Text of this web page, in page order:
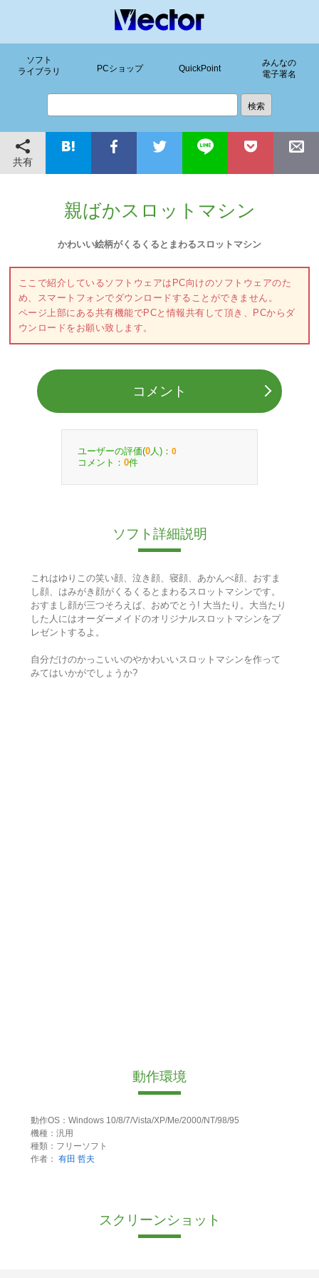
ソフト
ライブラリ
PCショップ QuickPoint
みんなの
電子署名
共有
親ばかスロットマシン
かわいい絵柄がくるくるとまわるスロットマシン
ここで紹介しているソフトウェアはPC向けのソフトウェアのた
め、スマートフォンでダウンロードすることができません。
ページ上部にある共有機能でPCと情報共有して頂き、PCからダ
ウンロードをお願い致します。
コメント
ユーザーの評価(0 人)： 0
コメント： 0件
ソフト詳細説明
これはゆりこの笑い顔、泣き顔、寝顔、あかんべ顔、おすま
し顔、はみがき顔がくるくるとまわるスロットマシンです。
おすまし顔が三つそろえば、おめでとう! 大当たり。大当たり
した人にはオーダーメイドのオリジナルスロットマシンをプ
レゼントするよ。
自分だけのかっこいいのやかわいいスロットマシンを作って
みてはいかがでしょうか?
動作環境
動作OS：Windows 10/8/7/Vista/XP/Me/2000/NT/98/95
機種：汎用
種類：フリーソフト
作者： 有田 哲夫
スクリーンショット